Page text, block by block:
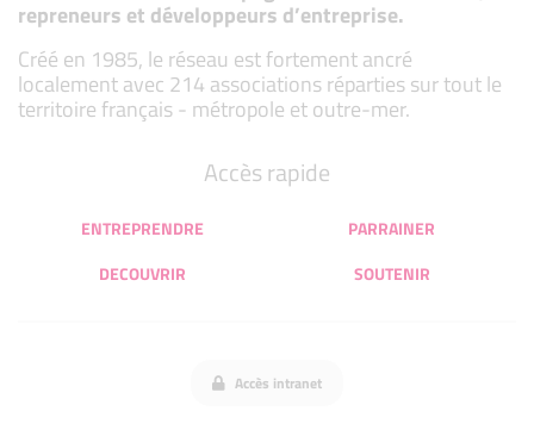
repreneurs et développeurs d’entreprise.
Créé en 1985, le réseau est fortement ancré
localement avec 214 associations réparties sur tout le
territoire français - métropole et outre-mer.
Accès rapide
ENTREPRENDRE
PARRAINER
DECOUVRIR
SOUTENIR
Accès intranet